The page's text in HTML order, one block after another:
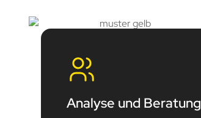
Analyse und Beratung